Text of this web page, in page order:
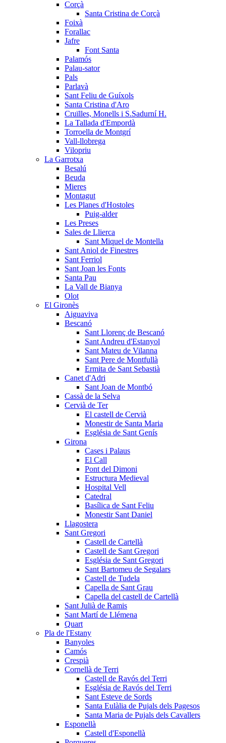
Corçà
Santa Cristina de Corçà
Foixà
Forallac
Jafre
Font Santa
Palamós
Palau-sator
Pals
Parlavà
Sant Feliu de Guíxols
Santa Cristina d'Aro
Cruïlles, Monells i S.Sadurní H.
La Tallada d'Empordà
Torroella de Montgrí
Vall-llobrega
Vilopriu
La Garrotxa
Besalú
Beuda
Mieres
Montagut
Les Planes d'Hostoles
Puig-alder
Les Preses
Sales de Llierca
Sant Miquel de Montella
Sant Aniol de Finestres
Sant Ferriol
Sant Joan les Fonts
Santa Pau
La Vall de Bianya
Olot
El Gironès
Aiguaviva
Bescanó
Sant Llorenç de Bescanó
Sant Andreu d'Estanyol
Sant Mateu de Vilanna
Sant Pere de Montfullà
Ermita de Sant Sebastià
Canet d'Adri
Sant Joan de Montbó
Cassà de la Selva
Cervià de Ter
El castell de Cervià
Monestir de Santa Maria
Església de Sant Genís
Girona
Cases i Palaus
El Call
Pont del Dimoni
Estructura Medieval
Hospital Vell
Catedral
Basílica de Sant Feliu
Monestir Sant Daniel
Llagostera
Sant Gregori
Castell de Cartellà
Castell de Sant Gregori
Església de Sant Gregori
Sant Bartomeu de Segalars
Castell de Tudela
Capella de Sant Grau
Capella del castell de Cartellà
Sant Julià de Ramis
Sant Martí de Llémena
Quart
Pla de l'Estany
Banyoles
Camós
Crespià
Cornellà de Terri
Castell de Ravós del Terri
Església de Ravós del Terri
Sant Esteve de Sords
Santa Eulàlia de Pujals dels Pagesos
Santa Maria de Pujals dels Cavallers
Esponellà
Castell d'Esponellà